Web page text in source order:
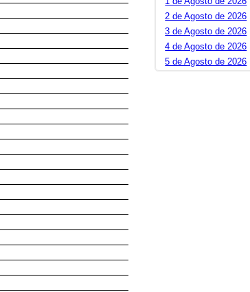
2 de Agosto de 2026
3 de Agosto de 2026
4 de Agosto de 2026
5 de Agosto de 2026